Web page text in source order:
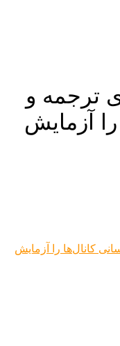
ترجمه و
آزمایش